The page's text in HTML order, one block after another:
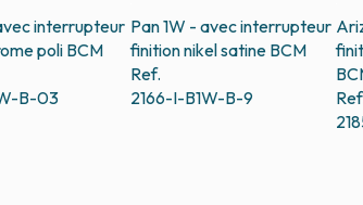
interrupteur
poli BCM
B-03
Pan 1W - avec interrupteur
finition nikel satine BCM
Ref.
2166-I-B1W-B-9